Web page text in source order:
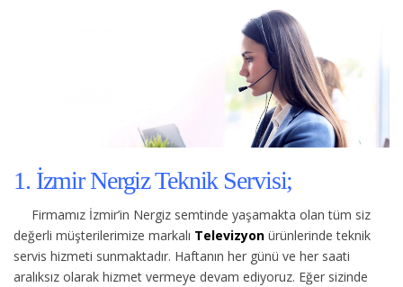
1. İzmir Nergiz Teknik Servisi;
Firmamız İzmir’in Nergiz semtinde yaşamakta olan tüm siz
değerli müşterilerimize markalı Televizyon ürünlerinde teknik
servis hizmeti sunmaktadır. Haftanın her günü ve her saati
aralıksız olarak hizmet vermeye devam ediyoruz. Eğer sizinde